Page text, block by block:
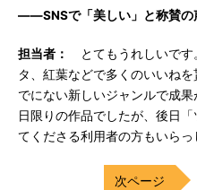
――SNSで「美しい」と称賛の
担当者：
とてもうれしいです
タ、紅葉などで多くのいいね
でにない新しいジャンルで成
日限りの作品でしたが、後日
てくださる利用者の方もいらっ